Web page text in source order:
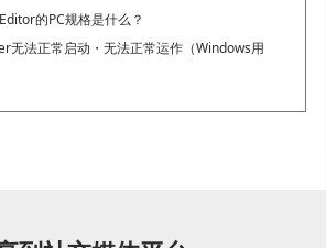
的PC规格是什么？
无法正常启动・无法正常运作（Windows用